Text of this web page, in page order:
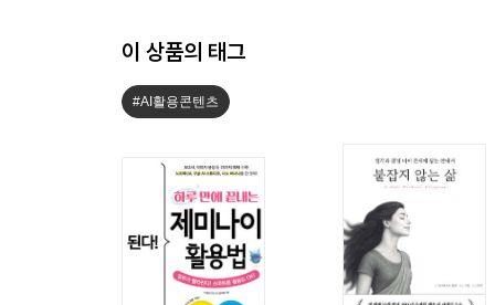
이 상품의 태그
#AI활용콘텐츠